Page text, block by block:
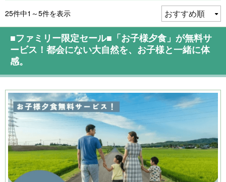
25件中1～5件を表示
■ファミリー限定セール■「お子様夕食」が無料サ
ービス！都会にない大自然を、お子様と一緒に体
感。